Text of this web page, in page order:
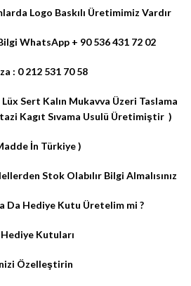
Logo Baskılı Üretimimiz Vardır
WhatsApp + 90 536 431 72 02
: 0 212 531 70 58
Sert Kalın Mukavva Üzeri Taslama
Kagıt Sıvama Usulü Üretimiştir )
İn Türkiye )
Stok Olabılır Bilgi Almalısınız
Da Hediye Kutu Üretelim mi ?
Kutuları
Özelleştirin